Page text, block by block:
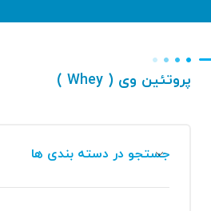
پروتئین وی ( Whey )
جستجو در دسته بندی ها